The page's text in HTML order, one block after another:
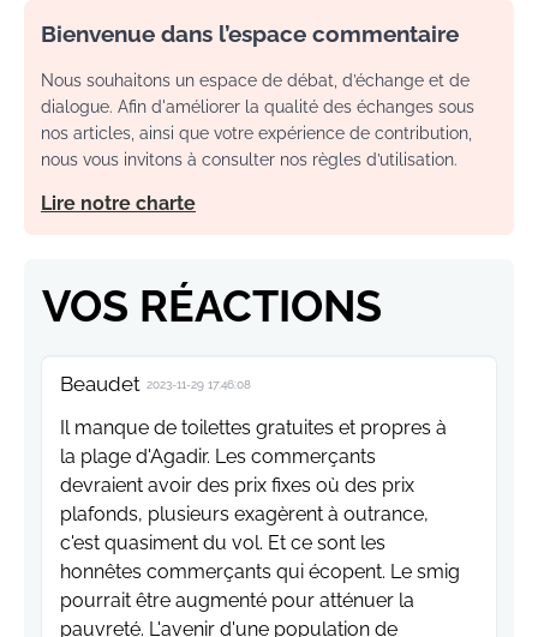
Bienvenue dans l’espace commentaire
Nous souhaitons un espace de débat, d’échange et de
dialogue. Afin d'améliorer la qualité des échanges sous
nos articles, ainsi que votre expérience de contribution,
nous vous invitons à consulter nos règles d’utilisation.
Lire notre charte
VOS RÉACTIONS
Beaudet 2023-11-29 17:46:08
Il manque de toilettes gratuites et propres à
la plage d'Agadir. Les commerçants
devraient avoir des prix fixes où des prix
plafonds, plusieurs exagèrent à outrance,
c'est quasiment du vol. Et ce sont les
honnêtes commerçants qui écopent. Le smig
pourrait être augmenté pour atténuer la
pauvreté. L'avenir d'une population de